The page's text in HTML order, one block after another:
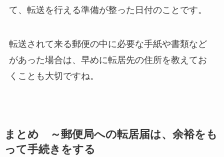
て、転送を行える準備が整った日付のことです。
転送されて来る郵便の中に必要な手紙や書類など
があった場合は、早めに転居先の住所を教えてお
くことも大切ですね。
まとめ ～郵便局への転居届は、余裕をも
って手続きをする